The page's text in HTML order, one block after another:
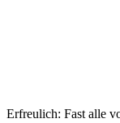
Erfreulich: Fast alle